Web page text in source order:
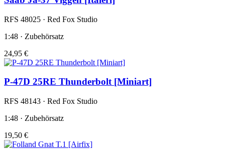
RFS 48025 · Red Fox Studio
1:48 · Zubehörsatz
24,95 €
P-47D 25RE Thunderbolt [Miniart]
RFS 48143 · Red Fox Studio
1:48 · Zubehörsatz
19,50 €